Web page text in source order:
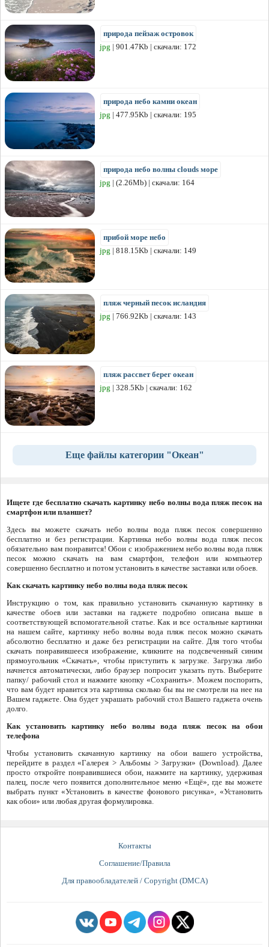
природа пейзаж островок
jpg | 901.47Kb | скачали: 172
природа небо камни океан
jpg | 477.95Kb | скачали: 195
природа небо волны clouds море
jpg | (2.26Mb) | скачали: 164
прибой море небо
jpg | 818.15Kb | скачали: 149
пляж черный песок исландия
jpg | 766.92Kb | скачали: 143
пляж рассвет берег океан
jpg | 328.5Kb | скачали: 162
Еще файлы категории "Океан"
Ищете где бесплатно скачать картинку небо волны вода пляж песок на
смартфон или планшет?
Здесь вы можете скачать небо волны вода пляж песок совершенно
бесплатно и без регистрации. Картинка небо волны вода пляж песок
обязательно вам понравится! Обои с изображением небо волны вода пляж
песок можно скачать на вам смартфон, телефон или компьютер
совершенно бесплатно и потом установить в качестве заставки или обоев.
Как скачать картинку небо волны вода пляж песок
Инструкцию о том, как правильно установить скачанную картинку в
качестве обоев или заставки на гаджете подробно описана выше в
соответствующей вспомогательной статье. Как и все остальные картинки
на нашем сайте, картинку небо волны вода пляж песок можно скачать
абсолютно бесплатно и даже без регистрации на сайте. Для того чтобы
скачать понравившееся изображение, кликните на подсвеченный синим
прямоугольник «Скачать», чтобы приступить к загрузке. Загрузка либо
начнется автоматически, либо браузер попросит указать путь. Выберите
папку/ рабочий стол и нажмите кнопку «Сохранить». Можем поспорить,
что вам будет нравится эта картинка сколько бы вы не смотрели на нее на
Вашем гаджете. Она будет украшать рабочий стол Вашего гаджета очень
долго.
Как установить картинку небо волны вода пляж песок на обои
телефона
Чтобы установить скачанную картинку на обои вашего устройства,
перейдите в раздел «Галерея > Альбомы > Загрузки» (Download). Далее
просто откройте понравившиеся обои, нажмите на картинку, удерживая
палец, после чего появится дополнительное меню «Ещё», где вы можете
выбрать пункт «Установить в качестве фонового рисунка», «Установить
как обои» или любая другая формулировка.
Контакты
Соглашение/Правила
Для правообладателей / Copyright (DMCA)